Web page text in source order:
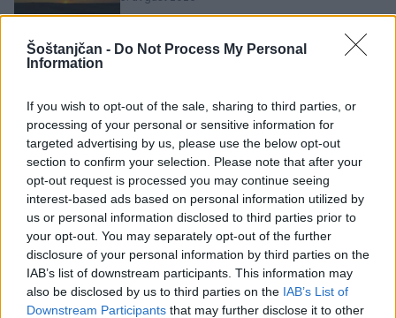
Šoštanjčan - Do Not Process My Personal
Information
If you wish to opt-out of the sale, sharing to third parties, or
processing of your personal or sensitive information for
targeted advertising by us, please use the below opt-out
section to confirm your selection. Please note that after your
opt-out request is processed you may continue seeing
interest-based ads based on personal information utilized by
us or personal information disclosed to third parties prior to
your opt-out. You may separately opt-out of the further
disclosure of your personal information by third parties on the
IAB’s list of downstream participants. This information may
also be disclosed by us to third parties on the IAB’s List of
Downstream Participants that may further disclose it to other
Subvencioniranje nakupa električnih
Zavod za kulturo, šport, turizem in
mlade Šoštanj vabi na voden ogled
Mornove zijalke
4. avgust 2026
ARSO: Rdeče opozorilo zaradi vročine
za večino Slovenije
4. avgust 2026